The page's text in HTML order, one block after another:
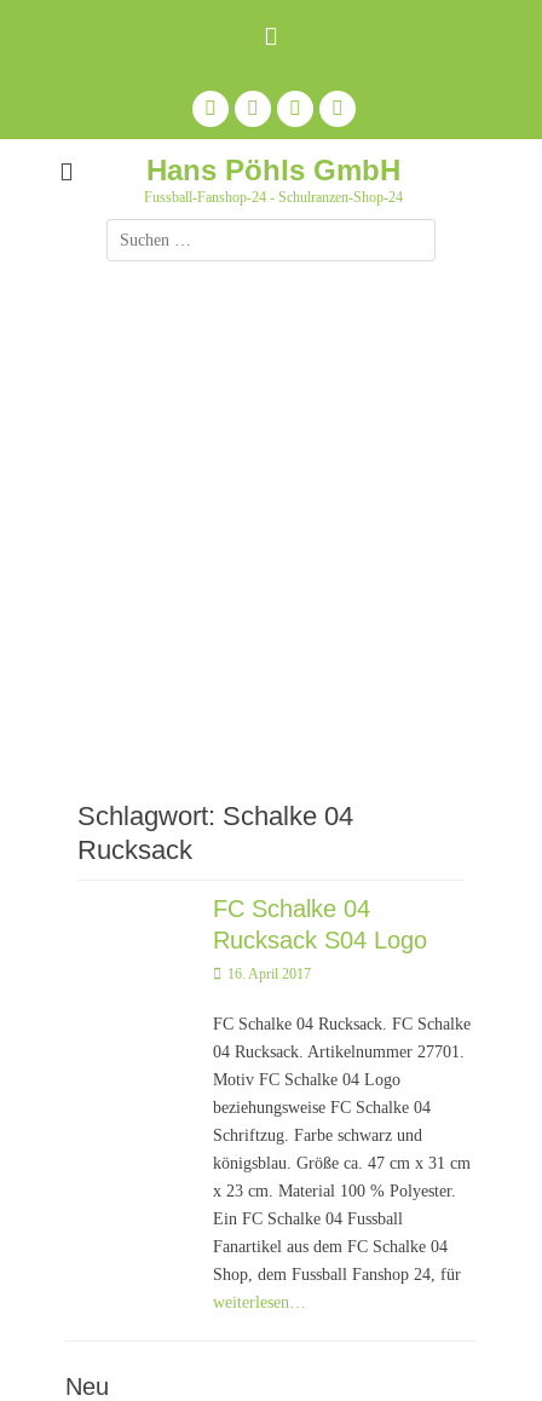
Facebook
Feed
Auf
Pinterest
pinnen
YouTube
Hans Pöhls GmbH
Fussball-Fanshop-24 - Schulranzen-Shop-24
Suche
nach:
Schlagwort: Schalke 04
Rucksack
FC Schalke 04
Rucksack S04 Logo
Posted
16. April 2017
FC Schalke 04 Rucksack. FC Schalke
04 Rucksack. Artikelnummer 27701.
Motiv FC Schalke 04 Logo
beziehungsweise FC Schalke 04
Schriftzug. Farbe schwarz und
königsblau. Größe ca. 47 cm x 31 cm
x 23 cm. Material 100 % Polyester.
Ein FC Schalke 04 Fussball
Fanartikel aus dem FC Schalke 04
Shop, dem Fussball Fanshop 24, für
weiterlesen…
Neu